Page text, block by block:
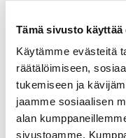
Tämä sivusto käyttää
Käytämme evästeitä
räätälöimiseen,
tukemiseen ja
jaamme sosiaalisen
alan
sivustoamme.
koskevia muutoksia.
saadaan jatkossa
olemassa olevaan
hakemusmenettelyä.
yritysjärjestelyjen